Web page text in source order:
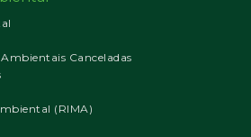
Canceladas
(RIMA)